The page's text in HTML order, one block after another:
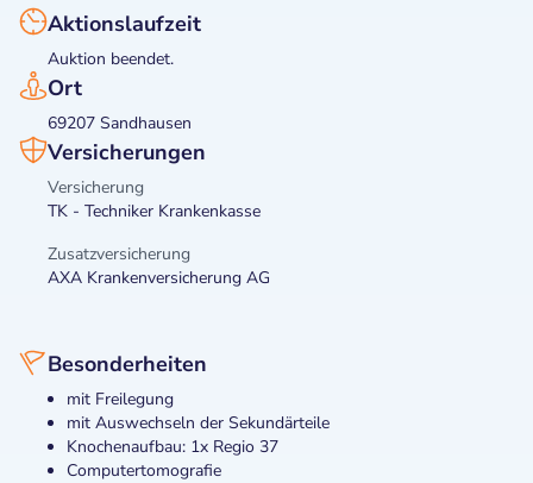
Aktionslaufzeit
Auktion beendet.
Ort
69207 Sandhausen
Versicherungen
Versicherung
TK - Techniker Krankenkasse
Zusatzversicherung
AXA Krankenversicherung AG
Besonderheiten
mit Freilegung
mit Auswechseln der Sekundärteile
Knochenaufbau: 1x Regio 37
Computertomografie